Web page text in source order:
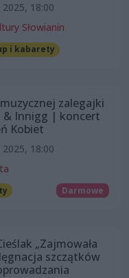
18:00
Słowianin
i kabarety
zalegajki
& Innigg | koncert
Kobiet
18:00
Darmowe
„Zajmowała
szczątków